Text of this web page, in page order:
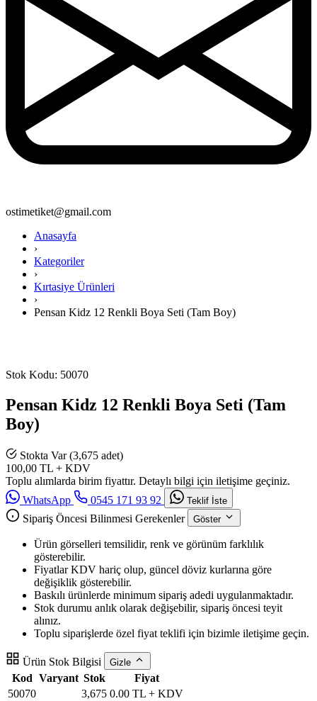
ostimetiket@gmail.com
Anasayfa
›
Kategoriler
›
Kırtasiye Ürünleri
›
Pensan Kidz 12 Renkli Boya Seti (Tam Boy)
Stok Kodu: 50070
Pensan Kidz 12 Renkli Boya Seti (Tam
Boy)
Stokta Var (3,675 adet)
100,00 TL + KDV
Toplu alımlarda birim fiyattır. Detaylı bilgi için iletişime geçiniz.
WhatsApp
0545 171 93 92 Teklif İste
Sipariş Öncesi Bilinmesi Gerekenler Göster
Ürün görselleri temsilidir, renk ve görünüm farklılık
gösterebilir.
Fiyatlar KDV hariç olup, güncel döviz kurlarına göre
değişiklik gösterebilir.
Baskılı ürünlerde minimum sipariş adedi uygulanmaktadır.
Stok durumu anlık olarak değişebilir, sipariş öncesi teyit
alınız.
Toplu siparişlerde özel fiyat teklifi için bizimle iletişime geçin.
Ürün Stok Bilgisi Gizle
Kod Varyant Stok
Fiyat
50070
3,675 0.00 TL + KDV